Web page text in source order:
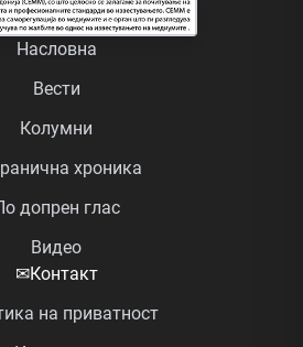
Насловна
Вести
Колумни
хроника
допрен глас
Видео
✉Контакт
на приватност